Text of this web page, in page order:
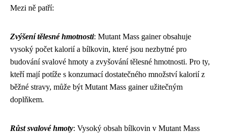
Mezi ně patří:
Zvýšení tělesné hmotnosti: Mutant Mass gainer obsahuje
vysoký počet kalorií a bílkovin, které jsou nezbytné pro
budování svalové hmoty a zvyšování tělesné hmotnosti. Pro ty,
kteří mají potíže s konzumací dostatečného množství kalorií z
běžné stravy, může být Mutant Mass gainer užitečným
doplňkem.
Růst svalové hmoty: Vysoký obsah bílkovin v Mutant Mass